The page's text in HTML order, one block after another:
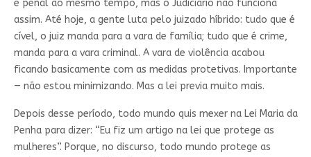
e penal ao mesmo tempo, mas o Judiciário não funciona
assim. Até hoje, a gente luta pelo juizado híbrido: tudo que é
cível, o juiz manda para a vara de família; tudo que é crime,
manda para a vara criminal. A vara de violência acabou
ficando basicamente com as medidas protetivas. Importante
— não estou minimizando. Mas a lei previa muito mais.
Depois desse período, todo mundo quis mexer na Lei Maria da
Penha para dizer: “Eu fiz um artigo na lei que protege as
mulheres”. Porque, no discurso, todo mundo protege as